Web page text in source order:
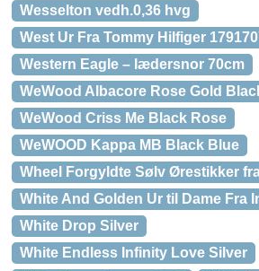
Wesselton vedh.0,36 hvg
West Ur Fra Tommy Hilfiger
Western Eagle – lædersnor 70cm
WeWood Albacore Rose Gold
WeWood Criss Me Black Rose
WeWOOD Kappa MB Black Blue
Wheel Forgyldte Sølv Ørestikker
White And Golden Ur til Dame Fra
White Drop Silver
White Endless Infinity Love Silver